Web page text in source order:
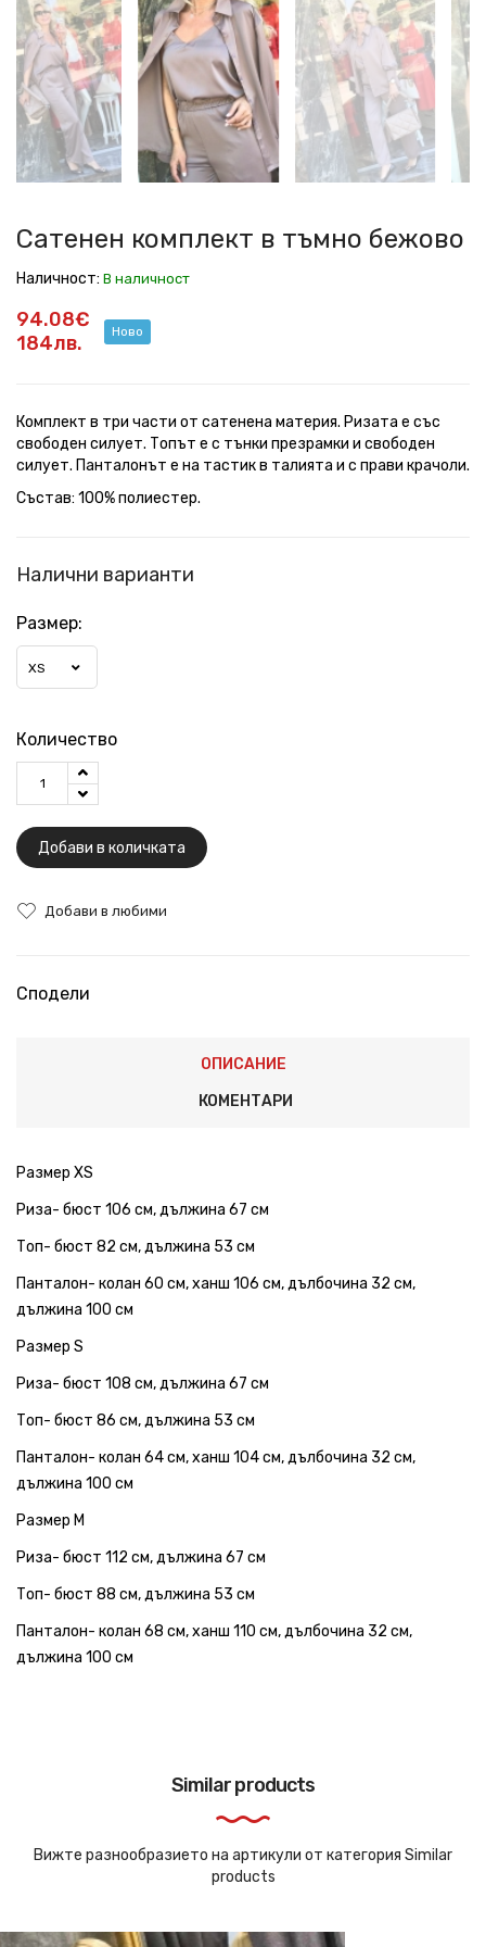
комплект
в
тъмно
бежово
комплект
в
тъмно
бежово
комплект
в
тъмно
бежово
комплект
в
тъмно
бежово
комплект
в
тъмно
бежово
комплект
в
тъмно
бежово
комплект
в
тъмно
бежово
комплект
в
тъмно
бежово
Сатенен комплект в тъмно бежово
Наличност: В наличност
94.08€
184лв.
Ново
Комплект в три части от сатенена материя. Ризата е със
свободен силует. Топът е с тънки презрамки и свободен
силует. Панталонът е на тастик в талията и с прави крачоли.
Състав: 100% полиестер.
Налични варианти
Размер:
XS
Количество
Добави в количката
Добави в любими
Сподели
ОПИСАНИЕ
КОМЕНТАРИ
Размер XS
Риза- бюст 106 см, дължина 67 см
Топ- бюст 82 см, дължина 53 см
Панталон- колан 60 см, ханш 106 см, дълбочина 32 см,
дължина 100 см
Размер S
Риза- бюст 108 см, дължина 67 см
Топ- бюст 86 см, дължина 53 см
Панталон- колан 64 см, ханш 104 см, дълбочина 32 см,
дължина 100 см
Размер M
Риза- бюст 112 см, дължина 67 см
Топ- бюст 88 см, дължина 53 см
Панталон- колан 68 см, ханш 110 см, дълбочина 32 см,
дължина 100 см
Similar products
Вижте разнообразието на артикули от категория Similar
products